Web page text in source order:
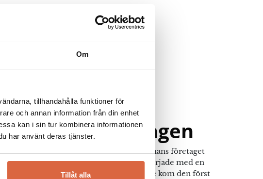
Om
tillhandahålla funktioner för
och annan information från din enhet
kan i sin tur kombinera informationen
har använt deras tjänster.
Tillåt alla
Copenhagen
och Jan Andersen skapade tillsammans företaget
Copenhagen. Året var 1999 och allt började med en
att förändra designindustrin. Tre år senare kom den först